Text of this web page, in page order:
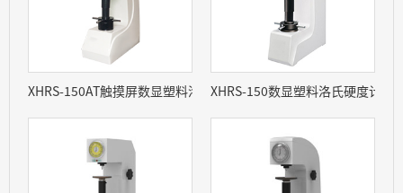
XHRS-150AT触摸屏数显塑料洛氏硬度计 （自动变荷）
XHRS-150数显塑料洛氏硬度计